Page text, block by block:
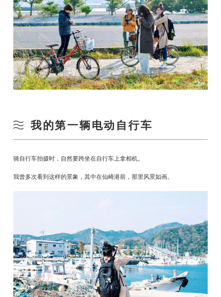
我的第一辆电动自行车
骑自行车拍摄时，自然要跨坐在自行车上拿相机。
我曾多次看到这样的景象，其中在仙崎港前，那里风景如画。